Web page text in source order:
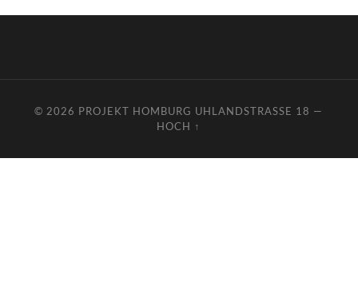
© 2026 PROJEKT HOMBURG UHLANDSTRASSE 18 —
HOCH ↑